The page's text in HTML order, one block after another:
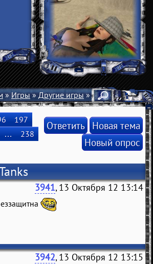
»Игры»Другие игры» World of Tanks
197
…
238
Ответить Новая тема
Новый опрос
3941, 13 Октября 12 13:14
3942, 13 Октября 12 13:15